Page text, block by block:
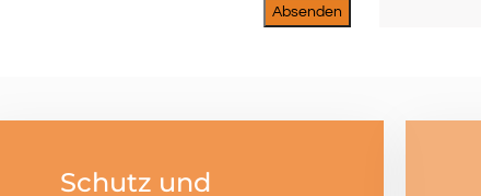
Schutz und